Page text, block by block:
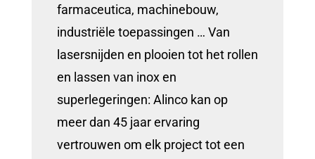
farmaceutica, machinebouw,
industriële toepassingen … Van
lasersnijden en plooien tot het rollen
en lassen van inox en
superlegeringen: Alinco kan op
meer dan 45 jaar ervaring
vertrouwen om elk project tot een